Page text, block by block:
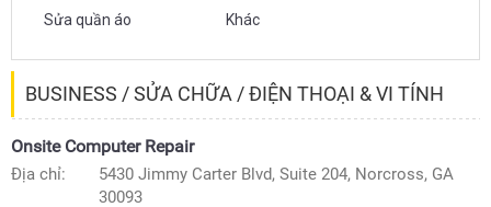
Sửa quần áo Khác
BUSINESS / SỬA CHỮA / ĐIỆN THOẠI & VI TÍNH
Onsite Computer Repair
Địa chỉ:
5430 Jimmy Carter Blvd, Suite 204, Norcross, GA
30093